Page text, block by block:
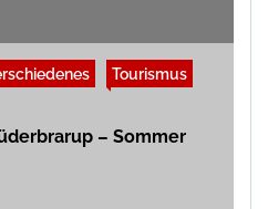
Tourismus
– Sommer